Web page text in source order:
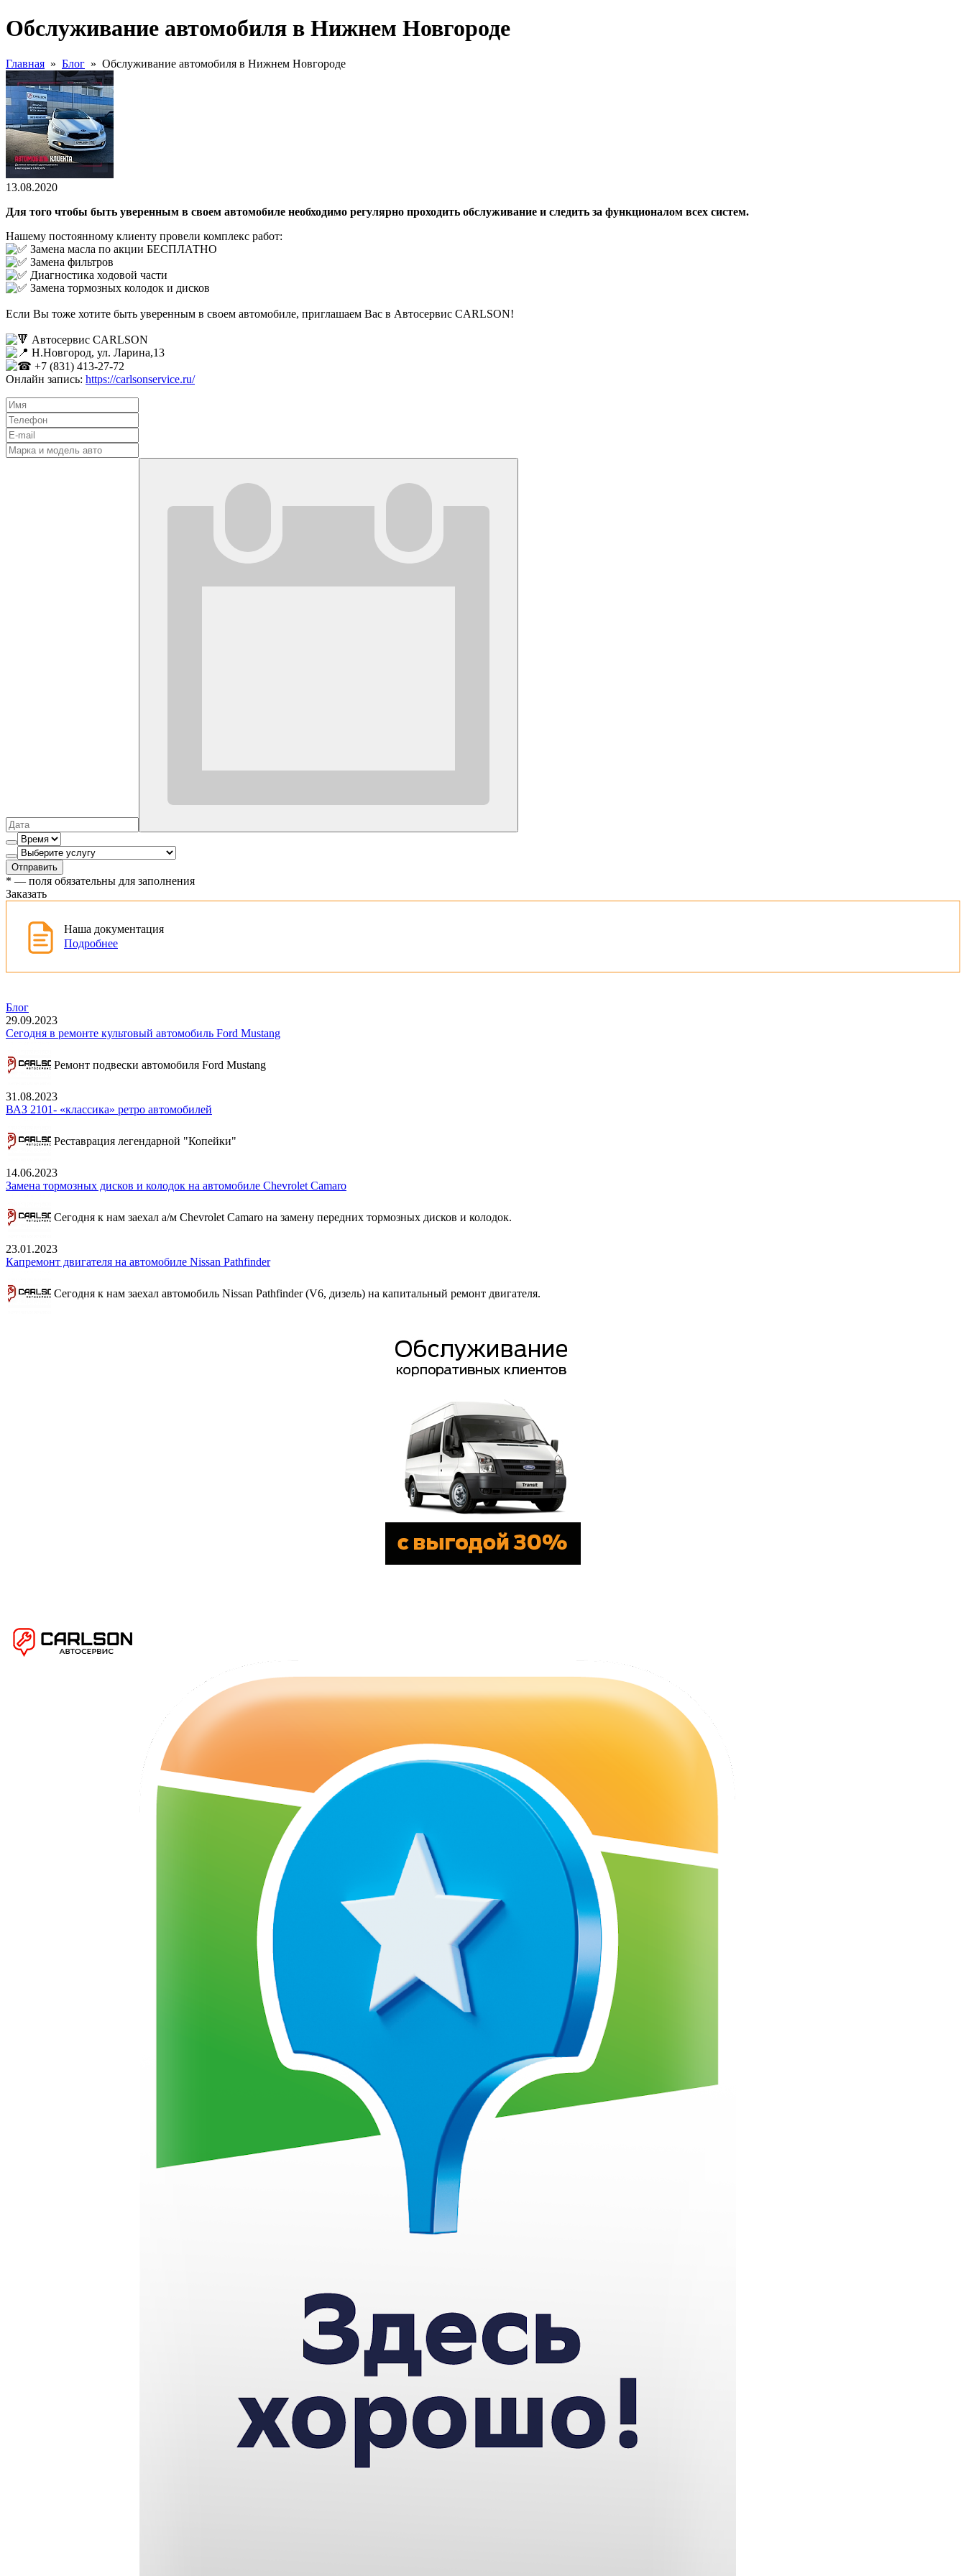
Обслуживание автомобиля в Нижнем Новгороде
Главная » Блог » Обслуживание автомобиля в Нижнем Новгороде
13.08.2020
Для того чтобы быть уверенным в своем автомобиле необходимо регулярно проходить обслуживание и следить за функционалом всех систем.
Нашему постоянному клиенту провели комплекс работ:
Замена масла по акции БЕСПЛАТНО
Замена фильтров
Диагностика ходовой части
Замена тормозных колодок и дисков
Если Вы тоже хотите быть уверенным в своем автомобиле, приглашаем Вас в Автосервис CARLSON!
Автосервис CARLSON
Н.Новгород, ул. Ларина,13
+7 (831) 413-27-72
Онлайн запись: https://carlsonservice.ru/
Отправить
* — поля обязательны для заполнения
Заказать
Наша документация
Подробнее
Блог
29.09.2023
Сегодня в ремонте культовый автомобиль Ford Mustang
Ремонт подвески автомобиля Ford Mustang
31.08.2023
ВАЗ 2101- «классика» ретро автомобилей
Реставрация легендарной "Копейки"
14.06.2023
Замена тормозных дисков и колодок на автомобиле Chevrolet Camaro
Сегодня к нам заехал а/м Chevrolet Camaro на замену передних тормозных дисков и колодок.
23.01.2023
Капремонт двигателя на автомобиле Nissan Pathfinder
Сегодня к нам заехал автомобиль Nissan Pathfinder (V6, дизель) на капитальный ремонт двигателя.